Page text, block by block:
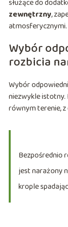
służące do
zewnętrzny,
atmosferycznymi.
Wybór
rozbicia
Wybór
niezwykle istotny.
równym terenie, z
Bezpośrednio
jest narażony
krople